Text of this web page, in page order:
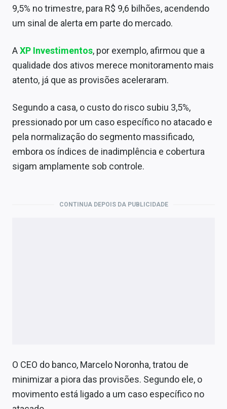
9,5% no trimestre, para R$ 9,6 bilhões, acendendo
um sinal de alerta em parte do mercado.
AXP Investimentos, por exemplo, afirmou que a
qualidade dos ativos merece monitoramento mais
atento, já que as provisões aceleraram.
Segundo a casa, o custo do risco subiu 3,5%,
pressionado por um caso específico no atacado e
pela normalização do segmento massificado,
embora os índices de inadimplência e cobertura
sigam amplamente sob controle.
CONTINUA DEPOIS DA PUBLICIDADE
O CEO do banco, Marcelo Noronha, tratou de
minimizar a piora das provisões. Segundo ele, o
movimento está ligado a um caso específico no